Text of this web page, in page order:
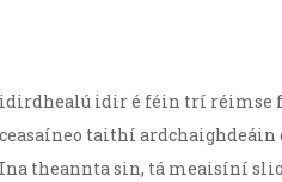
idirdhealú idir é féin trí
taithí ardchaighdeáin
theannta sin, tá meaisíní